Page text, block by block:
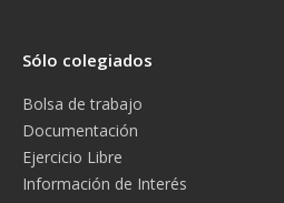
Sólo colegiados
Bolsa de trabajo
Documentación
Ejercicio Libre
Información de Interés